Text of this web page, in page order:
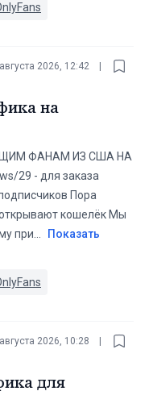
2026, 12:42
на
ФАНАМ ИЗ США НА
29 - для заказа
Пора
кошелёк Мы
при
Показать
2026, 10:28
для